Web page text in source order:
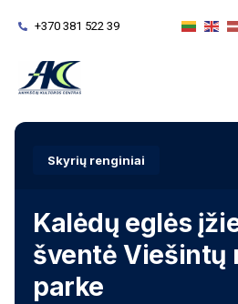
+370 381 522 39
Skyrių renginiai
Kalėdų eglės
šventė Viešintų
parke